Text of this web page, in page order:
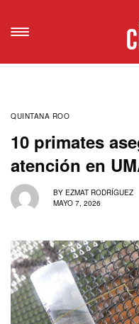
QUINTANA ROO
10 primates
atención en
BY EZMAT RODRÍGUEZ
MAYO 7, 2026